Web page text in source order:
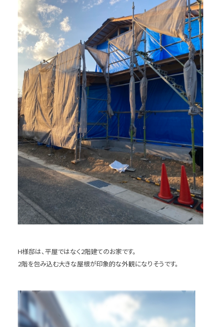
H様邸は、平屋ではなく2階建てのお家です。
2階を包み込む大きな屋根が印象的な外観になりそうです。